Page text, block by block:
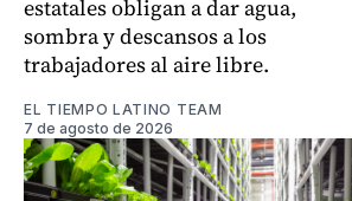
estatales obligan a dar agua,
sombra y descansos a los
trabajadores al aire libre.
EL TIEMPO LATINO TEAM
7 de agosto de 2026